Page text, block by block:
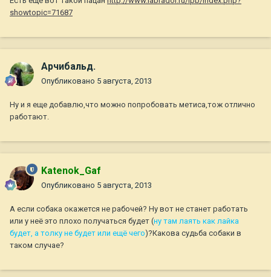
showtopic=71687
Арчибальд.
Опубликовано 5 августа, 2013
Ну и я еще добавлю,что можно попробовать метиса,тож отлично
работают.
Katenok_Gaf
Опубликовано 5 августа, 2013
А если собака окажется не рабочей? Ну вот не станет работать
или у неё это плохо получаться будет (ну там лаять как лайка
будет, а толку не будет или ещё чего)?Какова судьба собаки в
таком случае?